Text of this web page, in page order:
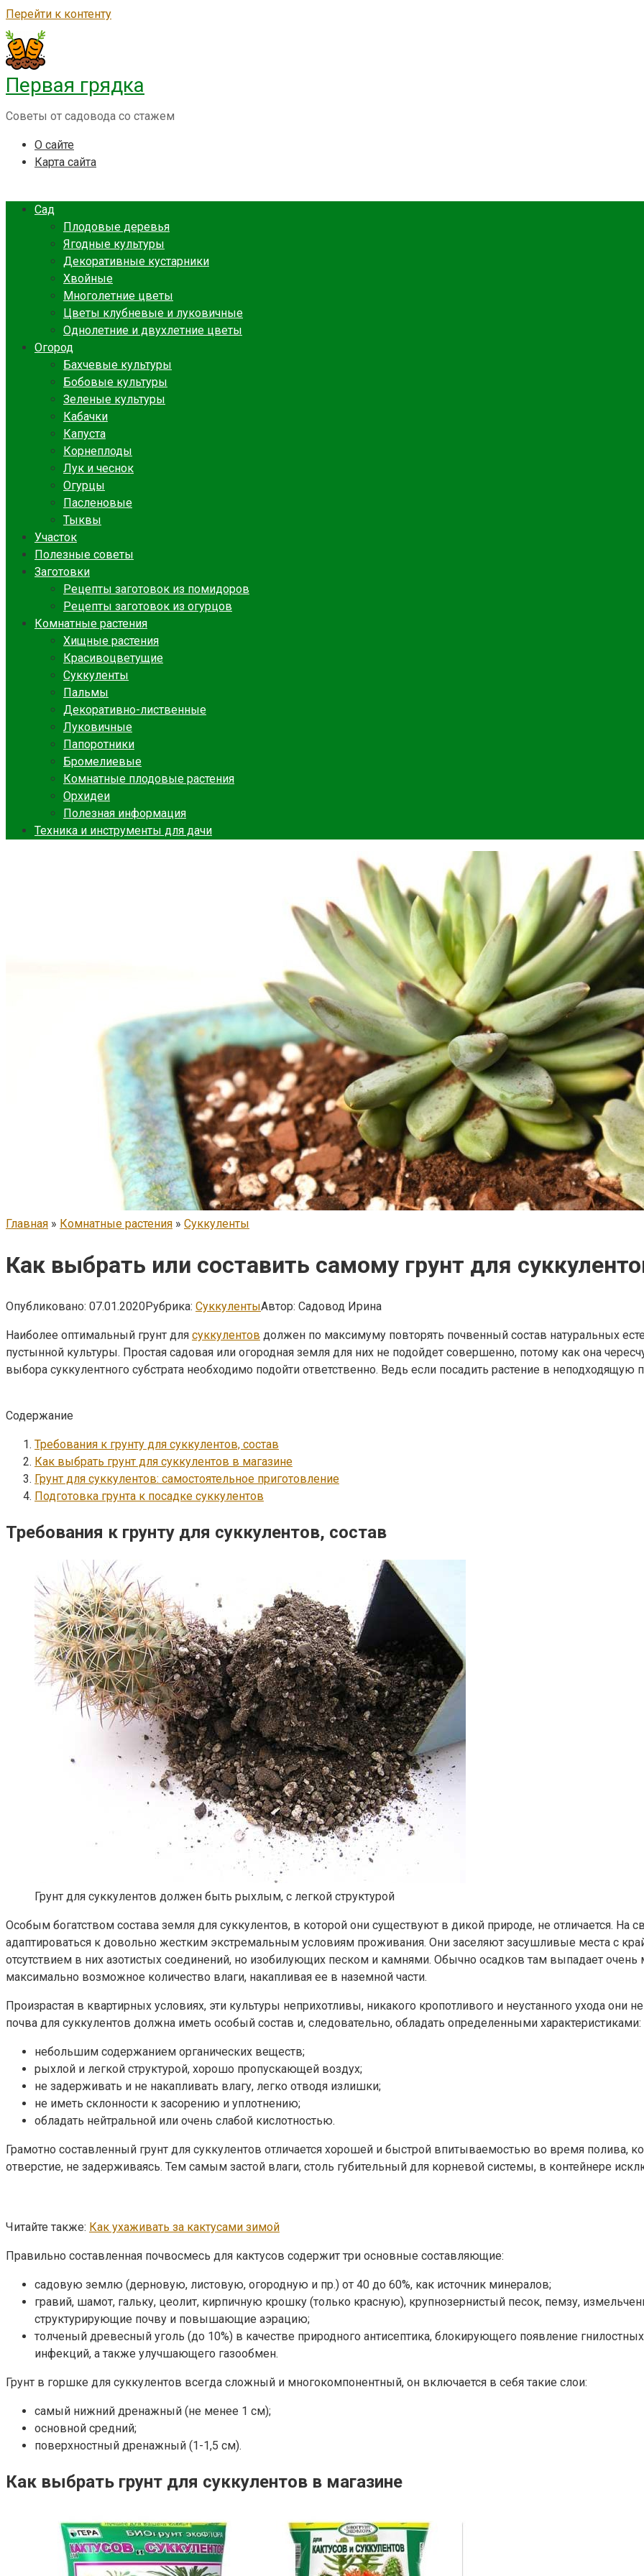
Перейти к контенту
Первая грядка
Советы от садовода со стажем
О сайте
Карта сайта
Сад
Плодовые деревья
Ягодные культуры
Декоративные кустарники
Хвойные
Многолетние цветы
Цветы клубневые и луковичные
Однолетние и двухлетние цветы
Огород
Бахчевые культуры
Бобовые культуры
Зеленые культуры
Кабачки
Капуста
Корнеплоды
Лук и чеснок
Огурцы
Пасленовые
Тыквы
Участок
Полезные советы
Заготовки
Рецепты заготовок из помидоров
Рецепты заготовок из огурцов
Комнатные растения
Хищные растения
Красивоцветущие
Суккуленты
Пальмы
Декоративно-лиственные
Луковичные
Папоротники
Бромелиевые
Комнатные плодовые растения
Орхидеи
Полезная информация
Техника и инструменты для дачи
Главная » Комнатные растения » Суккуленты
Как выбрать или составить самому грунт для
Опубликовано: 07.01.2020Рубрика: СуккулентыАвтор: Садовод Ирина
Наиболее оптимальный грунт для суккулентов должен по максимуму повторять почвенный состав натуральных
пустынной культуры. Простая садовая или огородная земля для них не подойдет совершенно, потому как она
выбора суккулентного субстрата необходимо подойти ответственно. Ведь если посадить растение в неподходящую
Содержание
Требования к грунту для суккулентов, состав
Как выбрать грунт для суккулентов в магазине
Грунт для суккулентов: самостоятельное приготовление
Подготовка грунта к посадке суккулентов
Требования к грунту для суккулентов, состав
Грунт для суккулентов должен быть рыхлым, с легкой структурой
Особым богатством состава земля для суккулентов, в которой они существуют в дикой природе, не отличается.
адаптироваться к довольно жестким экстремальным условиям проживания. Они заселяют засушливые места с
отсутствием в них азотистых соединений, но изобилующих песком и камнями. Обычно осадков там выпадает
максимально возможное количество влаги, накапливая ее в наземной части.
Произрастая в квартирных условиях, эти культуры неприхотливы, никакого кропотливого и неустанного ухода они
почва для суккулентов должна иметь особый состав и, следовательно, обладать определенными характеристиками:
небольшим содержанием органических веществ;
рыхлой и легкой структурой, хорошо пропускающей воздух;
не задерживать и не накапливать влагу, легко отводя излишки;
не иметь склонности к засорению и уплотнению;
обладать нейтральной или очень слабой кислотностью.
Грамотно составленный грунт для суккулентов отличается хорошей и быстрой впитываемостью во время полива,
отверстие, не задерживаясь. Тем самым застой влаги, столь губительный для корневой системы, в контейнере
Читайте также: Как ухаживать за кактусами зимой
Правильно составленная почвосмесь для кактусов содержит три основные составляющие:
садовую землю (дерновую, листовую, огородную и пр.) от 40 до 60%, как источник минералов;
гравий, шамот, гальку, цеолит, кирпичную крошку (только красную), крупнозернистый песок, пемзу,
структурирующие почву и повышающие аэрацию;
толченый древесный уголь (до 10%) в качестве природного антисептика, блокирующего появление
инфекций, а также улучшающего газообмен.
Грунт в горшке для суккулентов всегда сложный и многокомпонентный, он включается в себя такие слои:
самый нижний дренажный (не менее 1 см);
основной средний;
поверхностный дренажный (1-1,5 см).
Как выбрать грунт для суккулентов в магазине